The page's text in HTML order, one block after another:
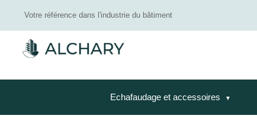
Votre référence dans l'industrie du bâtiment
Echafaudage et accessoires